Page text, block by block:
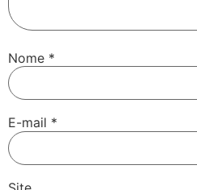
Nome *
E-mail *